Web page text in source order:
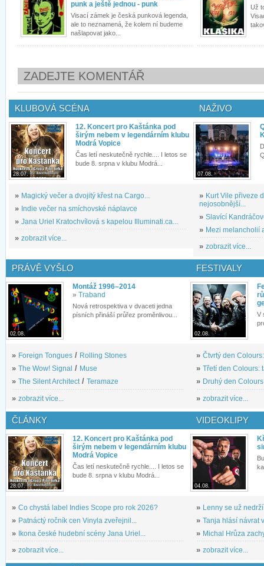
punk a ještě jednou - punk
Visací zámek je česká punková legenda,
ale to neznamená, že kolem ní budeme
našlapovat jako...
Už
ZADEJTE KOMENTÁŘ
KLUBOVÁ SCÉNA
28.07.
12. Koncert pro Kaštánka pod
širým nebem v legendárním klubu
Modrá Vopice
Čas letí neskutečně rychle.... I letos se
bude 8. srpna v klubu Modrá...
» Magický večer a dvojitý křest na Cargo...
» Indie večer na smíchovské náplavce
» Jana Uriel Kratochvílová s kapelou Illuminati.ca...
» zobrazit více...
NAŽIVO
07.08.
» Kurt Vile přiveze
nejosobnější...
» Slavící
» Mezi melancholií
» zobrazit více...
PRÁVĚ VYŠLO
02.08.
Montáž 1996–2014
» Traband
Nová retrospektiva v dvaceti jedna
písních přináší průřez proměnlivou...
» Foreign Tongues / Rolling Stones
» The Wow! Signal / Muse
» The Silent Architect/ Teramaze
» zobrazit více...
FESTIVALY
02.08.
V
» Čtvrtý den
» Třetí den Colours:
» Druhý den
» zobrazit více...
ČLÁNKY
28.07.
12. Koncert pro Kaštánka pod
širým nebem v legendárním klubu
Modrá Vopice
Čas letí neskutečně rychle.... I letos se
bude 8. srpna v klubu Modrá...
» Co chystá label Indies Scope pro rok 2026?
» Patnáctý ročník cen Vinyla zveřejnil...
» Ikona české hudební scény Jana Uriel...
» zobrazit více...
VIDEOKLIPY
04.08.
» Lenny se už
» Tanja hlásí návrat
» Michal Hrůza
» zobrazit více...